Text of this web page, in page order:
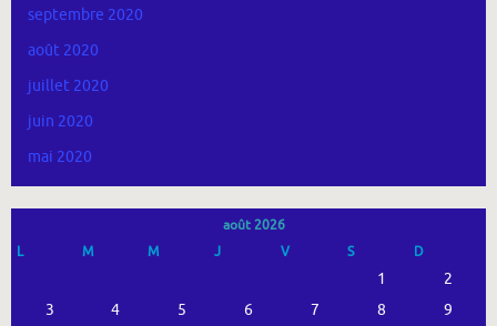
septembre 2020
août 2020
juillet 2020
juin 2020
mai 2020
août 2026
L
M M J V S D
1
2
3
4 5 6 7 8
9